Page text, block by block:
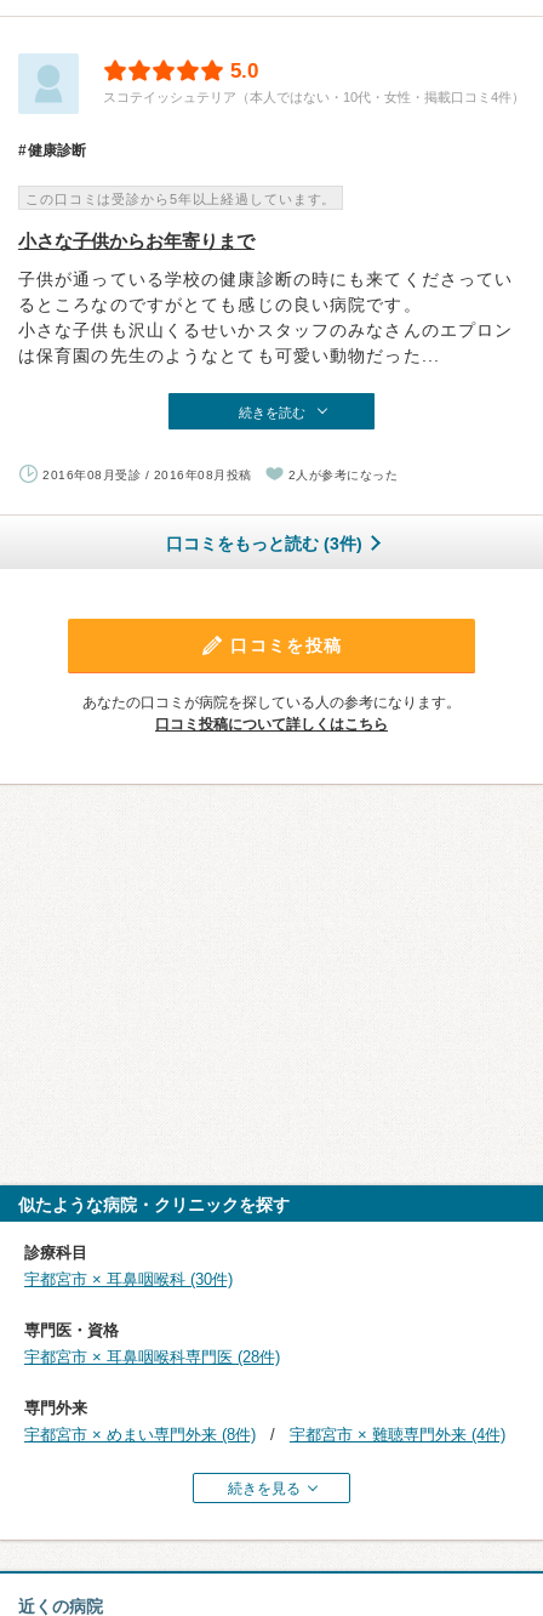
5.0
スコテイッシュテリア（本人ではない・10代・女性・掲載口コミ4件）
健康診断
この口コミは受診から5年以上経過しています。
小さな子供からお年寄りまで
子供が通っている学校の健康診断の時にも来てくださってい
るところなのですがとても感じの良い病院です。
小さな子供も沢山くるせいかスタッフのみなさんのエプロン
は保育園の先生のようなとても可愛い動物だった...
続きを読む
2016年08月受診 / 2016年08月投稿 2人が参考になった
口コミをもっと読む (3件)
口コミを投稿
あなたの口コミが病院を探している人の参考になります。
口コミ投稿について詳しくはこちら
似たような病院・クリニックを探す
診療科目
宇都宮市 × 耳鼻咽喉科 (30件)
専門医・資格
宇都宮市 × 耳鼻咽喉科専門医 (28件)
専門外来
宇都宮市 × めまい専門外来 (8件)
宇都宮市 × 難聴専門外来 (4件)
続きを見る
近くの病院